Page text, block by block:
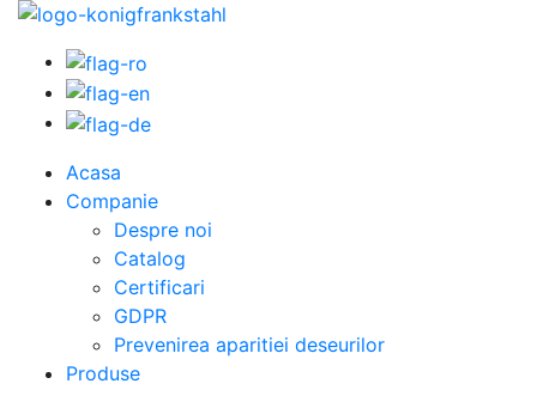
Acasa
Companie
Despre noi
Catalog
Certificari
GDPR
Prevenirea aparitiei deseurilor
Produse